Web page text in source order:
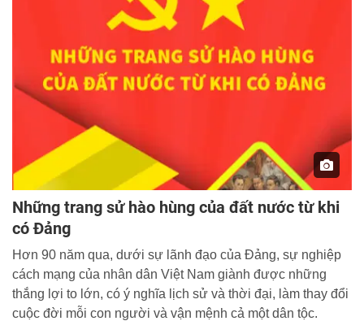
mạng - phẩm chất tận trung với nước, tận hiếu với dân.
Những trang sử hào hùng của đất nước từ khi
có Đảng
Hơn 90 năm qua, dưới sự lãnh đạo của Đảng, sự nghiệp
cách mạng của nhân dân Việt Nam giành được những
thắng lợi to lớn, có ý nghĩa lịch sử và thời đại, làm thay đổi
cuộc đời mỗi con người và vận mệnh cả một dân tộc.